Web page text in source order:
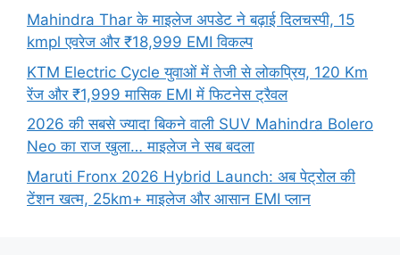
Mahindra Thar के माइलेज अपडेट ने बढ़ाई दिलचस्पी, 15
kmpl एवरेज और ₹18,999 EMI विकल्प
KTM Electric Cycle युवाओं में तेजी से लोकप्रिय, 120 Km
रेंज और ₹1,999 मासिक EMI में फिटनेस ट्रैवल
2026 की सबसे ज्यादा बिकने वाली SUV Mahindra Bolero
Neo का राज खुला… माइलेज ने सब बदला
Maruti Fronx 2026 Hybrid Launch: अब पेट्रोल की
टेंशन खत्म, 25km+ माइलेज और आसान EMI प्लान